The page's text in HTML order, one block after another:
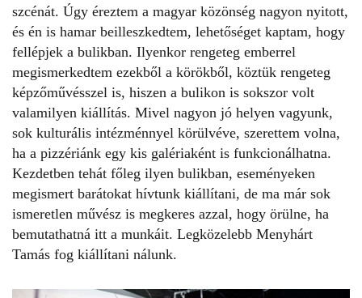
szcénát. Úgy éreztem a magyar közönség nagyon nyitott,
és én is hamar beilleszkedtem, lehetőséget kaptam, hogy
fellépjek a bulikban. Ilyenkor rengeteg emberrel
megismerkedtem ezekből a körökből, köztük rengeteg
képzőművésszel is, hiszen a bulikon is sokszor volt
valamilyen kiállítás. Mivel nagyon jó helyen vagyunk,
sok kulturális intézménnyel körülvéve, szerettem volna,
ha a pizzériánk egy kis galériaként is funkcionálhatna.
Kezdetben tehát főleg ilyen bulikban, eseményeken
megismert barátokat hívtunk kiállítani, de ma már sok
ismeretlen művész is megkeres azzal, hogy örülne, ha
bemutathatná itt a munkáit. Legközelebb Menyhárt
Tamás fog kiállítani nálunk.